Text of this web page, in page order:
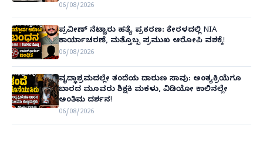
06/08/2026
ಪ್ರವೀಣ್ ನೆಟ್ಟಾರು ಹತ್ಯೆ ಪ್ರಕರಣ: ಕೇರಳದಲ್ಲಿ NIA
ಕಾರ್ಯಾಚರಣೆ, ಮತ್ತೊಬ್ಬ ಪ್ರಮುಖ ಆರೋಪಿ ವಶಕ್ಕೆ!
06/08/2026
ವೃದ್ಧಾಶ್ರಮದಲ್ಲೇ ತಂದೆಯ ದಾರುಣ ಸಾವು: ಅಂತ್ಯಕ್ರಿಯೆಗೂ
ಬಾರದ ಮೂವರು ಶಿಕ್ಷಕಿ ಮಕಳು, ವಿಡಿಯೋ ಕಾಲಿನಲ್ಲೇ
ಅಂತಿಮ ದರ್ಶನ!
06/08/2026